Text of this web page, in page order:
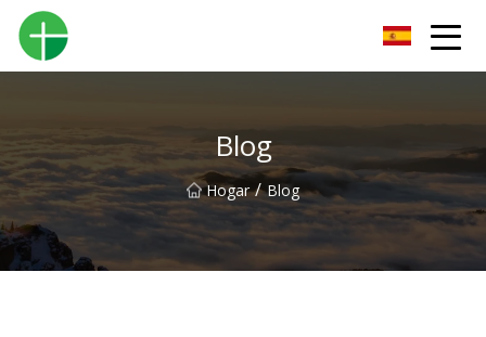
Blog
Hogar / Blog